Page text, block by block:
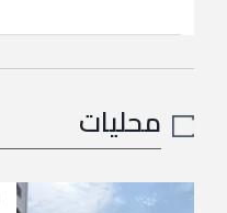
محليات